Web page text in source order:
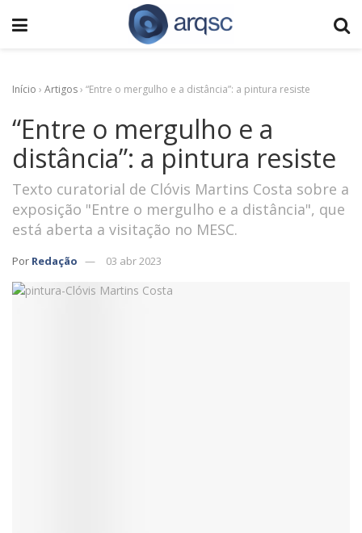
Início › Artigos› “Entre o mergulho e a distância”: a pintura resiste
“Entre o mergulho e a
distância”: a pintura resiste
Texto curatorial de Clóvis Martins Costa sobre a
exposição "Entre o mergulho e a distância", que
está aberta a visitação no MESC.
Por Redação 03 abr 2023